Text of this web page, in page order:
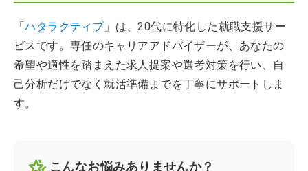
「ハタラクティブ 」は、20代に特化した就職支援サー
ビスです。専任のキャリアアドバイザーが、あなたの
希望や適性を踏まえた求人提案や選考対策を行い、自
己分析だけでなく就活準備までを丁寧にサポートしま
す。
こんなお悩みありませんか？